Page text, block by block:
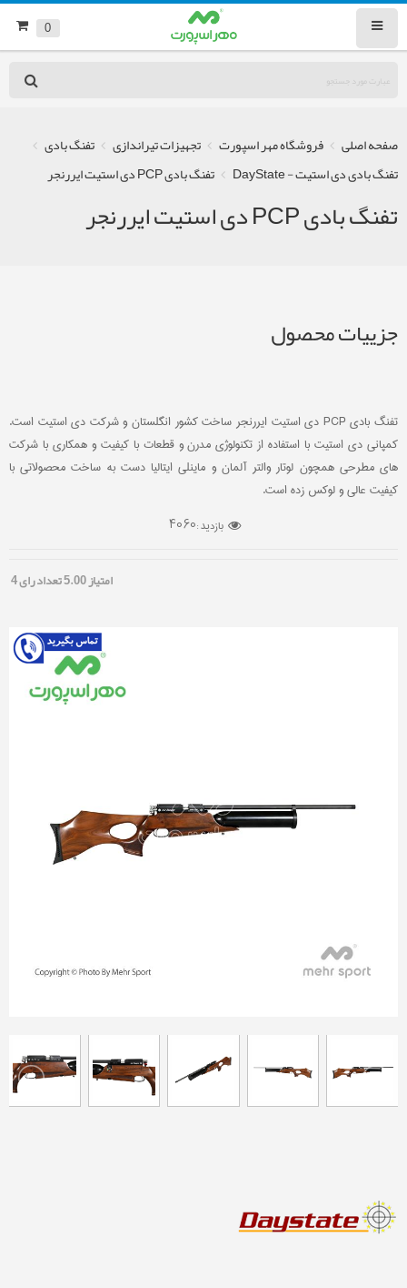
0
صفحه اصلی فروشگاه مهر اسپورت تجهیزات تیراندازی
تفنگ بادی
تفنگ بادی دی استیت - DayState
تفنگ بادی PCP دی استیت ایررنجر
تفنگ بادی PCP دی استیت ایررنجر
جزییات محصول
تفنگ بادی PCP دی استیت ایررنجر ساخت کشور انگلستان و شرکت دی استیت است.
کمپانی دی استیت با استفاده از تکنولوژی مدرن و قطعات با کیفیت و همکاری با شرکت
های مطرحی همچون لوتار والتر آلمان و ماینلی ایتالیا دست به ساخت محصولاتی با
کیفیت عالی و لوکس زده است.
بازدید :4060
امتیاز5.00تعداد رای4